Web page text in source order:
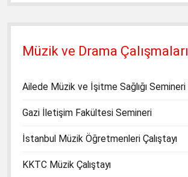
Müzik ve Drama Çalışmaları
Ailede Müzik ve İşitme Sağlığı Semineri
Gazi İletişim Fakültesi Semineri
İstanbul Müzik Öğretmenleri Çalıştayı
KKTC Müzik Çalıştayı